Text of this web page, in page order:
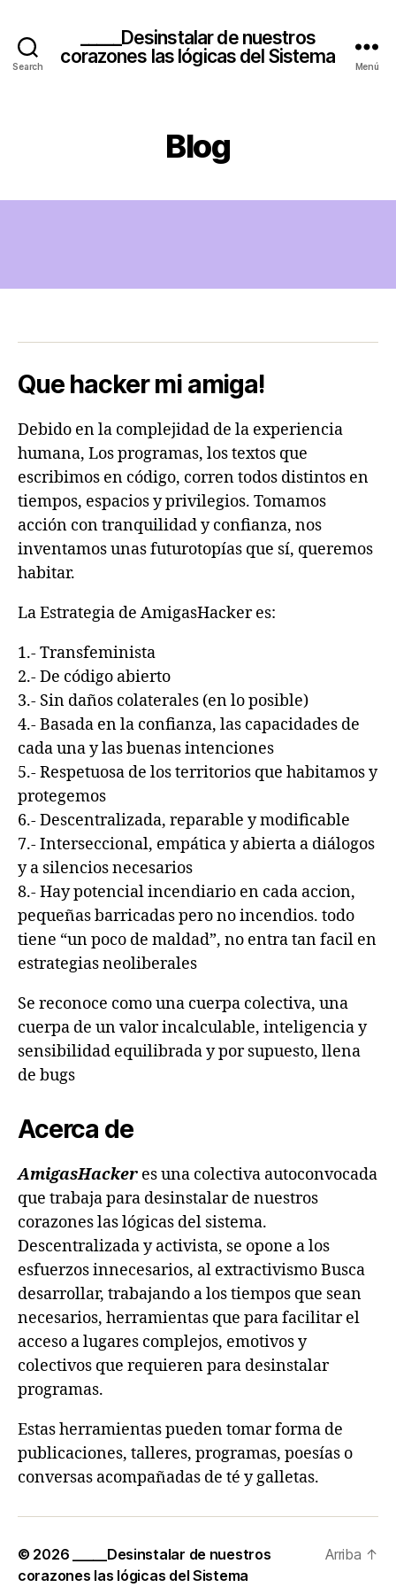
Search
_____Desinstalar de nuestros
corazones las lógicas del Sistema
Menú
Blog
Que hacker mi amiga!
Debido en la complejidad de la experiencia
humana, Los programas, los textos que
escribimos en código, corren todos distintos en
tiempos, espacios y privilegios. Tomamos
acción con tranquilidad y confianza, nos
inventamos unas futurotopías que sí, queremos
habitar.
La Estrategia de AmigasHacker es:
1.- Transfeminista
2.- De código abierto
3.- Sin daños colaterales (en lo posible)
4.- Basada en la confianza, las capacidades de
cada una y las buenas intenciones
5.- Respetuosa de los territorios que habitamos y
protegemos
6.- Descentralizada, reparable y modificable
7.- Interseccional, empática y abierta a diálogos
y a silencios necesarios
8.- Hay potencial incendiario en cada accion,
pequeñas barricadas pero no incendios. todo
tiene “un poco de maldad”, no entra tan facil en
estrategias neoliberales
Se reconoce como una cuerpa colectiva, una
cuerpa de un valor incalculable, inteligencia y
sensibilidad equilibrada y por supuesto, llena
de bugs
Acerca de
AmigasHacker es una colectiva autoconvocada
que trabaja para desinstalar de nuestros
corazones las lógicas del sistema.
Descentralizada y activista, se opone a los
esfuerzos innecesarios, al extractivismo Busca
desarrollar, trabajando a los tiempos que sean
necesarios, herramientas que para facilitar el
acceso a lugares complejos, emotivos y
colectivos que requieren para desinstalar
programas.
Estas herramientas pueden tomar forma de
publicaciones, talleres, programas, poesías o
conversas acompañadas de té y galletas.
© 2026
_____Desinstalar de nuestros
corazones las lógicas del Sistema
Arriba ↑